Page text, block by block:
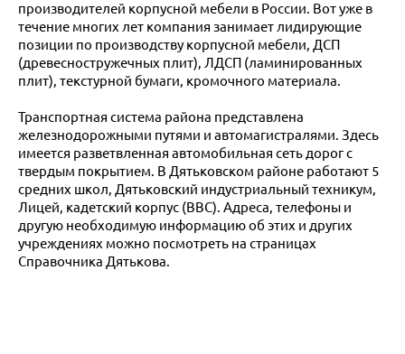
производителей корпусной мебели в России. Вот уже в
течение многих лет компания занимает лидирующие
позиции по производству корпусной мебели, ДСП
(древесностружечных плит), ЛДСП (ламинированных
плит), текстурной бумаги, кромочного материала.
Транспортная система района представлена
железнодорожными путями и автомагистралями. Здесь
имеется разветвленная автомобильная сеть дорог с
твердым покрытием. В Дятьковском районе работают 5
средних школ, Дятьковский индустриальный техникум,
Лицей, кадетский корпус (ВВС). Адреса, телефоны и
другую необходимую информацию об этих и других
учреждениях можно посмотреть на страницах
Справочника Дятькова.